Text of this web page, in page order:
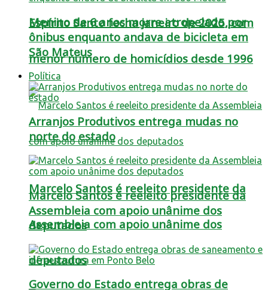
Espírito Santo fecha janeiro de 2025, com
menor número de homicídios desde 1996
Marcelo Santos é reeleito presidente da
Assembleia com apoio unânime dos
deputados
Menino de 6 anos morre atropelado por
ônibus enquanto andava de bicicleta em
São Mateus
Política
Arranjos Produtivos entrega mudas no
norte do estado
Marcelo Santos é reeleito presidente da
Assembleia com apoio unânime dos
deputados
Governo do Estado entrega obras de